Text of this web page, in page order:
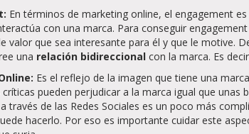
En términos de marketing online, el engagement es
con una marca. Para conseguir
valor que sea interesante para él y que le motive.
una relación bidireccional con la marca. Es
Es el reflejo de la imagen que tiene una
pueden perjudicar a la marca igual que unas
través de las Redes Sociales es un poco más
hacerlo. Por eso es importante cuidar este